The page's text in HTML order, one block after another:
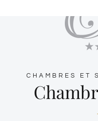
CHAMBRES ET